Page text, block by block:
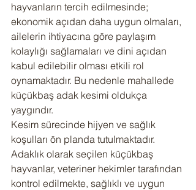
hayvanların tercih edilmesinde;
ekonomik açıdan daha uygun olmaları,
ailelerin ihtiyacına göre paylaşım
kolaylığı sağlamaları ve dini açıdan
kabul edilebilir olması etkili rol
oynamaktadır. Bu nedenle mahallede
küçükbaş adak kesimi oldukça
yaygındır.
Kesim sürecinde hijyen ve sağlık
koşulları ön planda tutulmaktadır.
Adaklık olarak seçilen küçükbaş
hayvanlar, veteriner hekimler tarafından
kontrol edilmekte, sağlıklı ve uygun